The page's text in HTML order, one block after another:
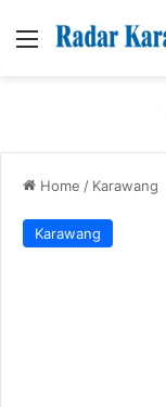
Menu
Home / Karawang
Karawang